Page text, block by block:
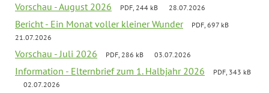
Vorschau - August 2026 PDF, 244 kB 28.07.2026
Bericht - Ein Monat voller kleiner Wunder
PDF, 697 kB
21.07.2026
Vorschau - Juli 2026 PDF, 286 kB 03.07.2026
Information - Elternbrief zum 1. Halbjahr 2026
PDF, 343 kB
02.07.2026